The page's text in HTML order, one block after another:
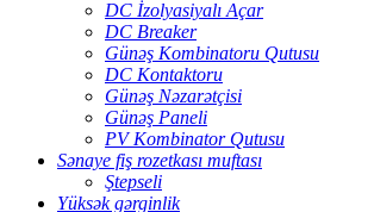
DC İzolyasiyalı Açar
DC Breaker
Günəş Kombinatoru Qutusu
DC Kontaktoru
Günəş Nəzarətçisi
Günəş Paneli
PV Kombinator Qutusu
Sənaye fiş rozetkası muftası
Ştepseli
Yüksək gərginlik